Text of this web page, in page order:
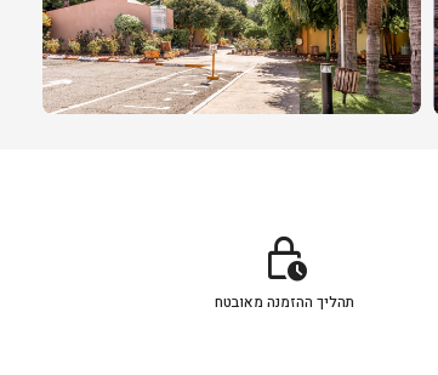
lock_clock
תהליך ההזמנה מאובטח